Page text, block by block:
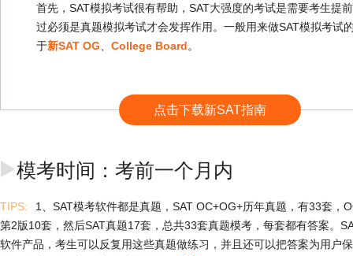
首先，SAT模拟考试很有帮助，SAT大强度的考试是需要考生提
过必须是真题模拟考试才会发挥作用。一般用来做SAT模拟考试
于新SAT OG College Board。
点击下载新SAT指南
模考时间：考前一个月内
TIPS:
1、SAT模考软件都是真题，SAT OC+OG+历年真题，有33套，
第2版10套，然后SAT真题17套，总共33套真题模考，每套都有答案。
软件产品，考生可以反复用这些真题做练习，并且还可以把答案为用户